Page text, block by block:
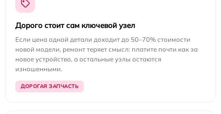
Дорого стоит сам ключевой узел
Если цена одной детали доходит до 50–70% стоимости
новой модели, ремонт теряет смысл: платите почти как за
новое устройство, а остальные узлы остаются
изношенными.
ДОРОГАЯ ЗАПЧАСТЬ